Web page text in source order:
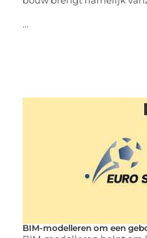
...
BIM-modelleren om een